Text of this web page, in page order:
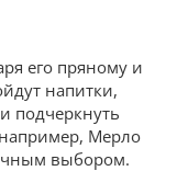
его пряному и
напитки,
подчеркнуть
Мерло
выбором.